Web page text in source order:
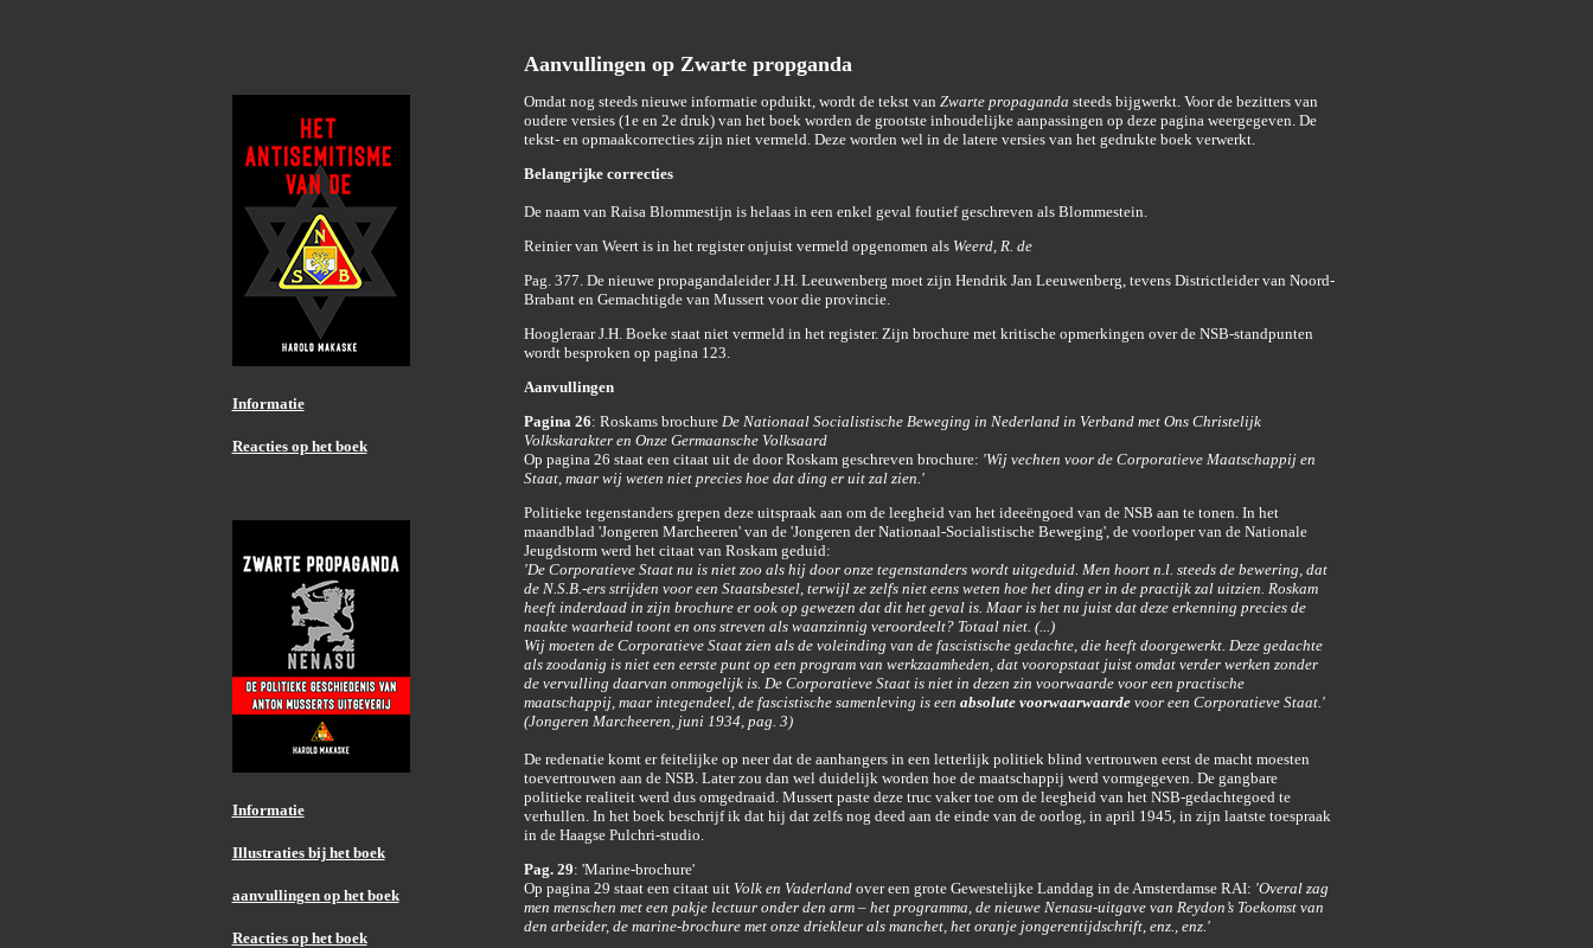
Informatie
Reacties op het boek
Informatie
Illustraties bij het boek
aanvullingen op het boek
Reacties op het boek
Aanvullingen op Zwarte propganda
Omdat nog steeds nieuwe informatie opduikt, wordt de tekst van Zwarte propaganda steeds bijgwerkt. Voor de bezitters van
oudere versies (1e en 2e druk) van het boek worden de grootste inhoudelijke aanpassingen op deze pagina weergegeven. De
tekst- en opmaakcorrecties zijn niet vermeld. Deze worden wel in de latere versies van het gedrukte boek verwerkt.
Belangrijke correcties
De naam van Raisa Blommestijn is helaas in een enkel geval foutief geschreven als Blommestein.
Reinier van Weert is in het register onjuist vermeld opgenomen als Weerd, R. de
Pag. 377. De nieuwe propagandaleider J.H. Leeuwenberg moet zijn Hendrik Jan Leeuwenberg, tevens Districtleider van Noord-
Brabant en Gemachtigde van Mussert voor die provincie.
Hoogleraar J.H. Boeke staat niet vermeld in het register. Zijn brochure met kritische opmerkingen over de NSB-standpunten
wordt besproken op pagina 123.
Aanvullingen
Pagina 26: Roskams brochure De Nationaal Socialistische Beweging in Nederland in Verband met Ons Christelijk
Volkskarakter en Onze Germaansche Volksaard
Op pagina 26 staat een citaat uit de door Roskam geschreven brochure: 'Wij vechten voor de Corporatieve Maatschappij en
Staat, maar wij weten niet precies hoe dat ding er uit zal zien.'
Politieke tegenstanders grepen deze uitspraak aan om de leegheid van het ideeëngoed van de NSB aan te tonen. In het
maandblad 'Jongeren Marcheeren' van de 'Jongeren der Nationaal-Socialistische Beweging', de voorloper van de Nationale
Jeugdstorm werd het citaat van Roskam geduid:
'De Corporatieve Staat nu is niet zoo als hij door onze tegenstanders wordt uitgeduid. Men hoort n.l. steeds de bewering, dat
de N.S.B.-ers strijden voor een Staatsbestel, terwijl ze zelfs niet eens weten hoe het ding er in de practijk zal uitzien. Roskam
heeft inderdaad in zijn brochure er ook op gewezen dat dit het geval is. Maar is het nu juist dat deze erkenning precies de
naakte waarheid toont en ons streven als waanzinnig veroordeelt? Totaal niet. (...)
Wij moeten de Corporatieve Staat zien als de voleinding van de fascistische gedachte, die heeft doorgewerkt. Deze gedachte
als zoodanig is niet een eerste punt op een program van werkzaamheden, dat vooropstaat juist omdat verder werken zonder
de vervulling daarvan onmogelijk is. De Corporatieve Staat is niet in dezen zin voorwaarde voor een practische
maatschappij, maar integendeel, de fascistische samenleving is een absolute voorwaarwaardevoor een Corporatieve Staat.'
(Jongeren Marcheeren, juni 1934, pag. 3)
De redenatie komt er feitelijke op neer dat de aanhangers in een letterlijk politiek blind vertrouwen eerst de macht moesten
toevertrouwen aan de NSB. Later zou dan wel duidelijk worden hoe de maatschappij werd vormgegeven. De gangbare
politieke realiteit werd dus omgedraaid. Mussert paste deze truc vaker toe om de leegheid van het NSB-gedachtegoed te
verhullen. In het boek beschrijf ik dat hij dat zelfs nog deed aan de einde van de oorlog, in april 1945, in zijn laatste toespraak
in de Haagse Pulchri-studio.
Pag. 29: 'Marine-brochure'
Op pagina 29 staat een citaat uit Volk en Vaderlandover een grote Gewestelijke Landdag in de Amsterdamse RAI: 'Overal zag
men menschen met een pakje lectuur onder den arm – het programma, de nieuwe Nenasu-uitgave van Reydon’s Toekomst van
den arbeider, de marine-brochure met onze driekleur als manchet, het oranje jongerentijdschrift, enz., enz.'